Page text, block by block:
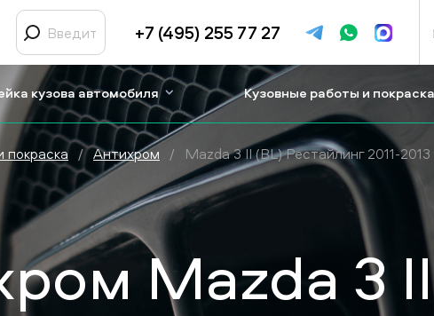
+7 (495) 255 77 27
кузова автомобиля Кузовные работы и покраска
покраска / Антихром / Mazda 3 II (BL) Рестайлинг 2011-2013
Mazda 3